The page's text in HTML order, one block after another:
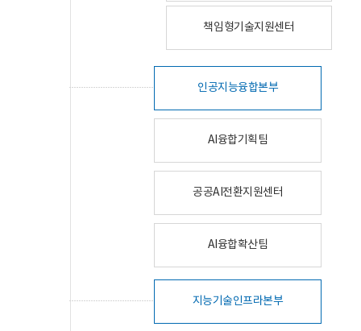
책임형기술지원센터
인공지능융합본부
AI융합기획팀
공공AI전환지원센터
AI융합확산팀
지능기술인프라본부